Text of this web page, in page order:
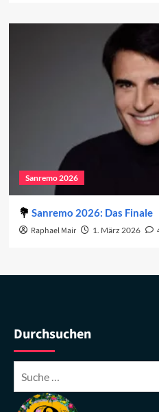
Sanremo 2026
Sanremo 2026: Das Finale
Raphael Mair 1. März 2026
Durchsuchen